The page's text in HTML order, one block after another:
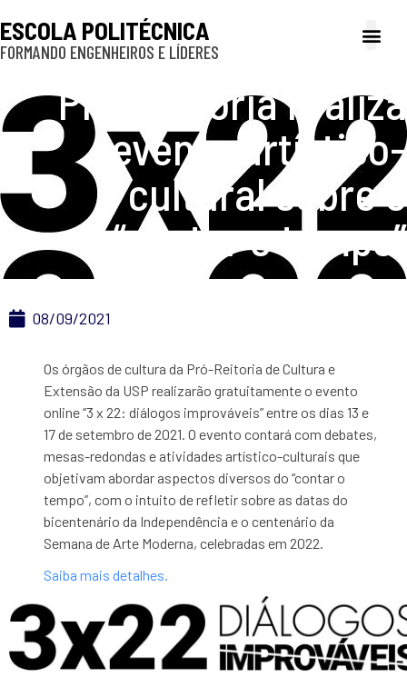
ESCOLA POLITÉCNICA
FORMANDO ENGENHEIROS E LÍDERES
Pró-Reitoria realiza
evento artístico-
cultural sobre o
“contar o tempo”
08/09/2021
Os órgãos de cultura da Pró-Reitoria de Cultura e
Extensão da USP realizarão gratuitamente o evento
online “3 x 22: diálogos improváveis” entre os dias 13 e
17 de setembro de 2021. O evento contará com debates,
mesas-redondas e atividades artístico-culturais que
objetivam abordar aspectos diversos do “contar o
tempo”, com o intuito de refletir sobre as datas do
bicentenário da Independência e o centenário da
Semana de Arte Moderna, celebradas em 2022.
Saiba mais detalhes.